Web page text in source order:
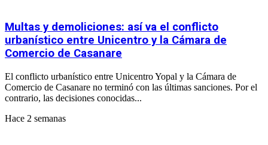
Multas y demoliciones: así va el conflicto
urbanístico entre Unicentro y la Cámara de
Comercio de Casanare
El conflicto urbanístico entre Unicentro Yopal y la Cámara de
Comercio de Casanare no terminó con las últimas sanciones. Por el
contrario, las decisiones conocidas...
Hace 2 semanas